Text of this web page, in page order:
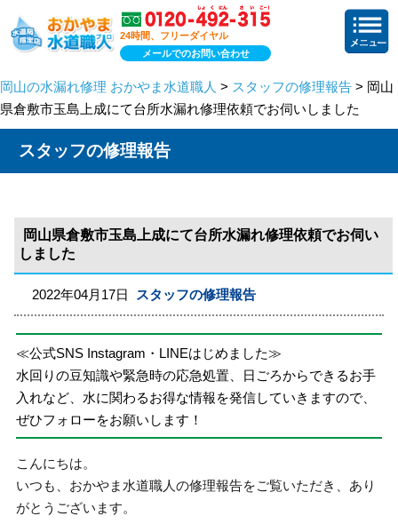
24時間、フリーダイヤル
メールでのお問い合わせ
岡山の水漏れ修理 おかやま水道職人 > スタッフの修理報告 > 岡山
県倉敷市玉島上成にて台所水漏れ修理依頼でお伺いしました
スタッフの修理報告
岡山県倉敷市玉島上成にて台所水漏れ修理依頼でお伺い
しました
2022年04月17日 スタッフの修理報告
≪公式SNS Instagram・LINEはじめました≫
水回りの豆知識や緊急時の応急処置、日ごろからできるお手
入れなど、水に関わるお得な情報を発信していきますので、
ぜひフォローをお願いします！
こんにちは。
いつも、おかやま水道職人の修理報告をご覧いただき、あり
がとうございます。